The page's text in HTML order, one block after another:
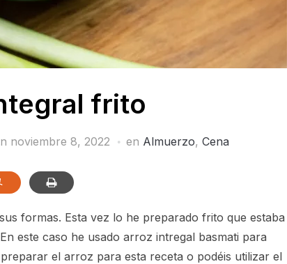
frito
noviembre 8, 2022 en Almuerzo, Cena
formas. Esta vez lo he preparado frito que estaba
este caso he usado arroz intregal basmati para
el arroz para esta receta o podéis utilizar el